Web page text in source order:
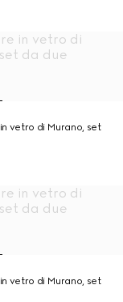
vetro di Murano, set
vetro di Murano, set